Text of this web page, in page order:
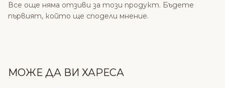
Все още няма отзиви за този продукт. Бъдете
първият, който ще сподели мнение.
МОЖЕ ДА ВИ ХАРЕСА